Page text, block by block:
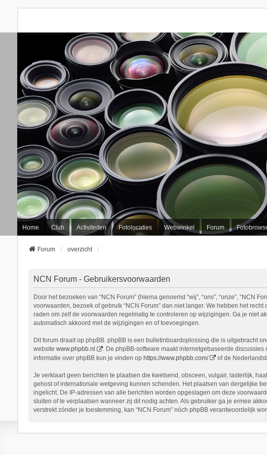
Home Club Activiteiten Fotolocaties Webwinkel Forum
Forum overzicht
NCN Forum - Gebruikersvoorwaarden
Door het bezoeken van “NCN Forum” (hierna genoemd “wij”, “ons”, “onze”,
voorwaarden, bezoek of gebruik “NCN Forum” dan niet langer. We hebben het
raden om zelf de voorwaarden regelmatig te controleren op wijzigingen. Ga je niet
automatisch akkoord met de wijzigingen en of toevoegingen.
Dit forum draait op phpBB. phpBB is een bulletinboardoplossing die is uitgebracht
website www.phpbb.nl
. De phpBB-software maakt internetgebaseerde
informatie over phpBB kun je vinden op https://www.phpbb.com/ of de
Je verklaart geen berichten te plaatsen die kwetsend, obsceen, vulgair, lasterlijk,
gehost of internationale wetgeving kunnen schenden. Het plaatsen van dergelijke
ingelicht. De IP-adressen van alle berichten worden opgeslagen om deze
sluiten of te verplaatsen wanneer zij dit nodig achten. Als gebruiker ga je ermee
verstrekt zónder je toestemming, kan “NCN Forum” nóch phpBB verantwoordelijk